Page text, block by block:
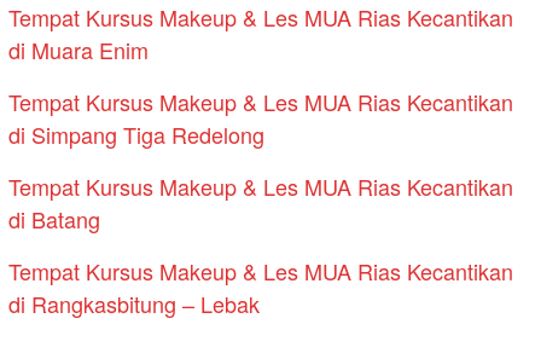
Tempat Kursus Makeup & Les MUA Rias Kecantikan
di Muara Enim
Tempat Kursus Makeup & Les MUA Rias Kecantikan
di Simpang Tiga Redelong
Tempat Kursus Makeup & Les MUA Rias Kecantikan
di Batang
Tempat Kursus Makeup & Les MUA Rias Kecantikan
di Rangkasbitung – Lebak